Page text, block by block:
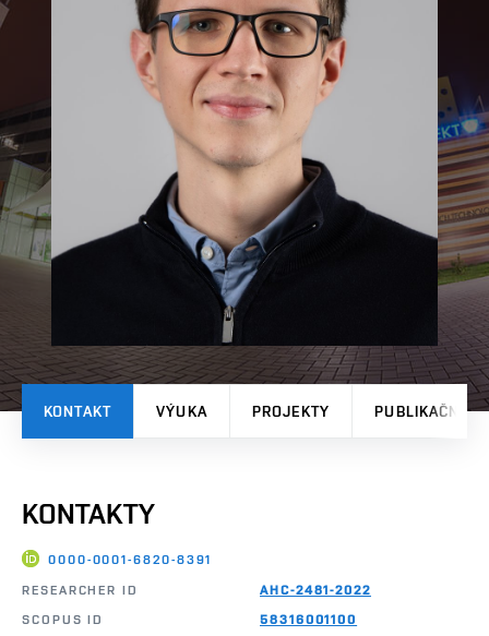
KONTAKT VÝUKA PROJEKTY PUBLIKAČNÍ
KONTAKTY
0000-0001-6820-8391
RESEARCHER ID
AHC-2481-2022
SCOPUS ID
58316001100